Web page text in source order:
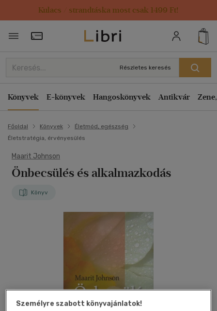
Kulacs / strandtáska most csak 1499 Ft!
Törzsvásárlói Kártya adatai
Részletes keresés
Könyvek E-könyvek Hangoskönyvek Antikvár
Főoldal Könyvek
Életmód, egészség
Életstratégia, érvényesülés
Maarit Johnson
Önbecsülés és alkalmazkodás
Könyv
Személyre szabott könyvajánlatok!